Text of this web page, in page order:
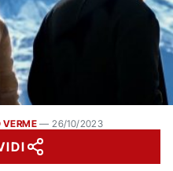
VERME —26/10/2023